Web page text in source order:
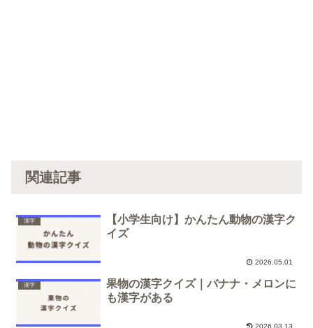
関連記事
漢字
【小学生向け】かんたん動物の漢字ク
イズ
2026.05.01
漢字
果物の漢字クイズ｜バナナ・メロンに
も漢字がある
2026.03.13